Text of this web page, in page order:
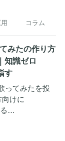
コラム
みたの作り方
知識ゼロ
す
ってみたを投
けに
る…